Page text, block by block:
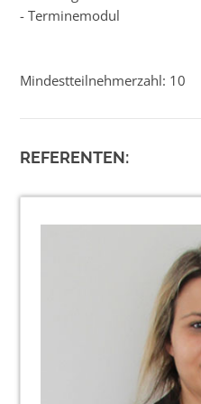
- Terminemodul
Mindestteilnehmerzahl: 10
REFERENTEN: